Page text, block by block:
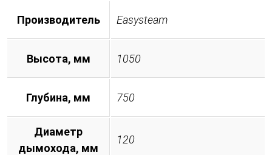
Производитель Easysteam
Высота, мм 1050
Глубина, мм 750
Диаметр
дымохода, мм
120